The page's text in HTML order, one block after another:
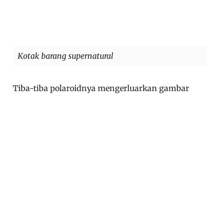
Kotak barang supernatural
Tiba-tiba polaroidnya mengerluarkan gambar